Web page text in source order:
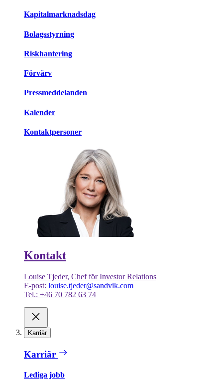
Kapitalmarknadsdag
Bolagsstyrning
Riskhantering
Förvärv
Pressmeddelanden
Kalender
Kontaktpersoner
Kontakt
Louise Tjeder, Chef för Investor Relations
E-post: louise.tjeder@sandvik.com
Tel.: +46 70 782 63 74
Karriär
Karriär
Lediga jobb